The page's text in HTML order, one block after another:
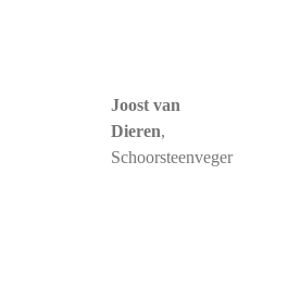
Joost van
Dieren,
Schoorsteenveger